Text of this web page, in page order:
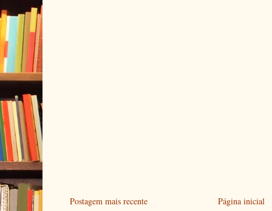
Postagem mais recente Página inicial